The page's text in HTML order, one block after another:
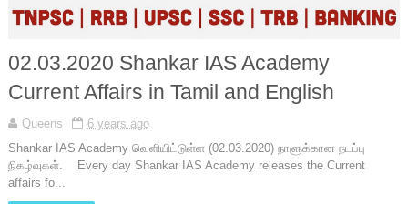
02.03.2020 Shankar IAS Academy
Current Affairs in Tamil and English
Queens
6 years ago
Shankar IAS Academy வெளியிட்டுள்ள (02.03.2020) நாளுக்கான நடப்பு
நிகழ்வுகள். Every day Shankar IAS Academy releases the Current
affairs fo...